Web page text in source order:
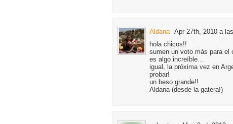
Aldana Apr 27th, 2010 a
hola chicos!!
sumen un voto más para
es algo increíble…
igual, la próxima vez en
probar!
un beso grande!!
Aldana (desde la gatera!)